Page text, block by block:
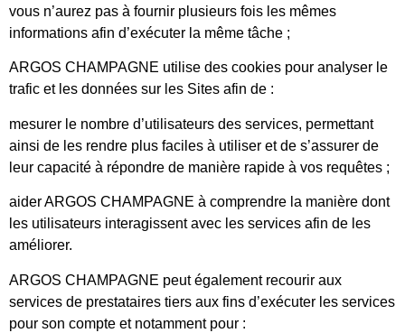
vous n’aurez pas à fournir plusieurs fois les mêmes
informations afin d’exécuter la même tâche ;
ARGOS CHAMPAGNE utilise des cookies pour analyser le
trafic et les données sur les Sites afin de :
mesurer le nombre d’utilisateurs des services, permettant
ainsi de les rendre plus faciles à utiliser et de s’assurer de
leur capacité à répondre de manière rapide à vos requêtes ;
aider ARGOS CHAMPAGNE à comprendre la manière dont
les utilisateurs interagissent avec les services afin de les
améliorer.
ARGOS CHAMPAGNE peut également recourir aux
services de prestataires tiers aux fins d’exécuter les services
pour son compte et notamment pour :